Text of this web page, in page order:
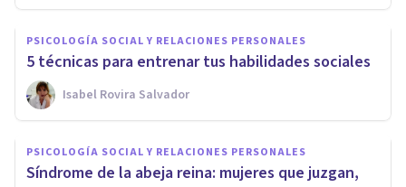
PSICOLOGÍA SOCIAL Y RELACIONES PERSONALES
5 técnicas para entrenar tus habilidades sociales
Isabel Rovira Salvador
PSICOLOGÍA SOCIAL Y RELACIONES PERSONALES
Síndrome de la abeja reina: mujeres que juzgan,